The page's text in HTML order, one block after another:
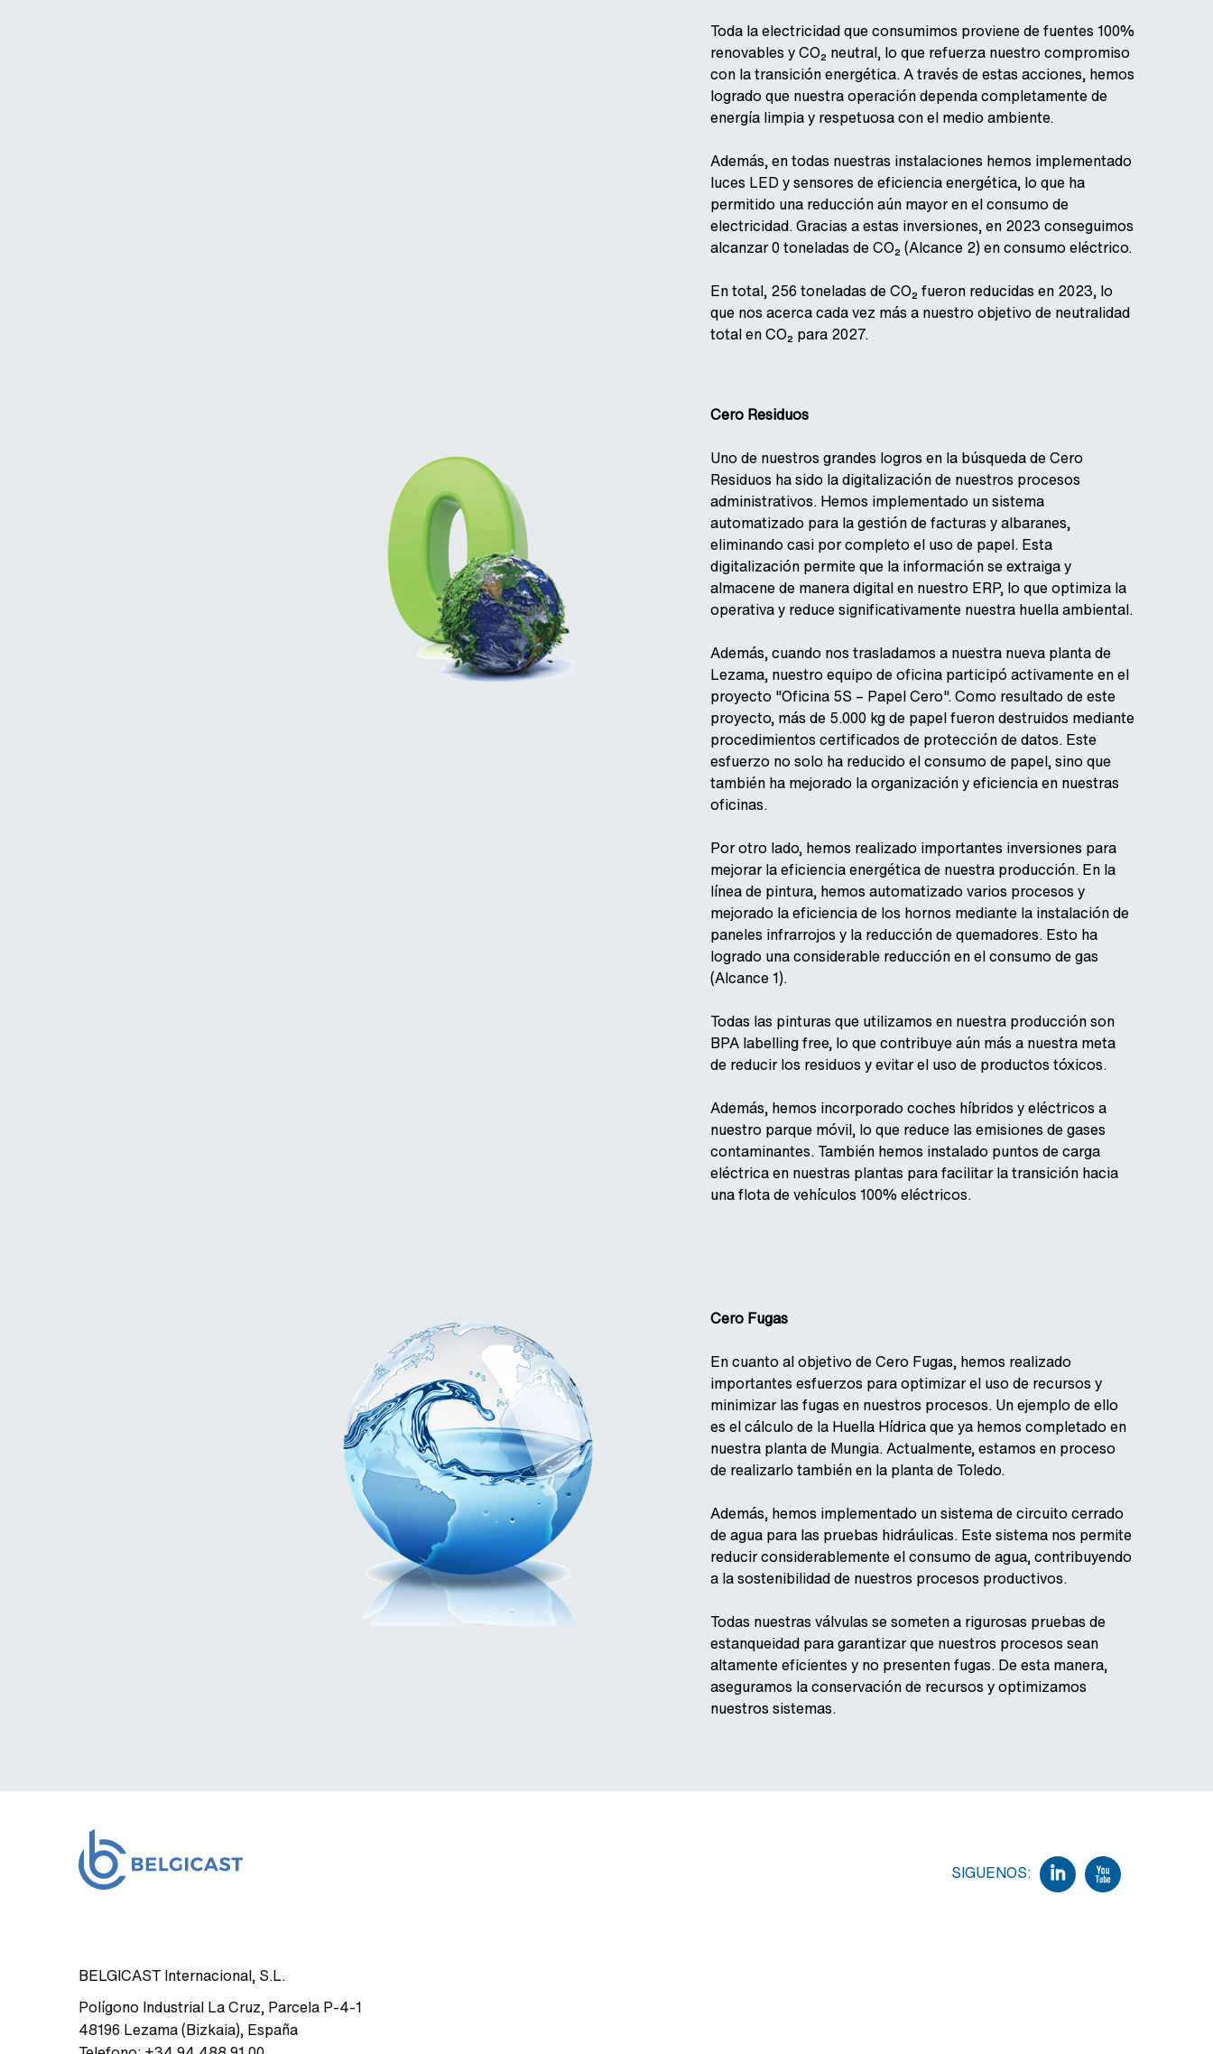
Toda la electricidad que consumimos proviene de fuentes 100%
renovables y CO₂ neutral, lo que refuerza nuestro compromiso
con la transición energética. A través de estas acciones, hemos
logrado que nuestra operación dependa completamente de
energía limpia y respetuosa con el medio ambiente.
Además, en todas nuestras instalaciones hemos implementado
luces LED y sensores de eficiencia energética, lo que ha
permitido una reducción aún mayor en el consumo de
electricidad. Gracias a estas inversiones, en 2023 conseguimos
alcanzar 0 toneladas de CO₂ (Alcance 2) en consumo eléctrico.
En total, 256 toneladas de CO₂ fueron reducidas en 2023, lo
que nos acerca cada vez más a nuestro objetivo de neutralidad
total en CO₂ para 2027.
Cero Residuos
Uno de nuestros grandes logros en la búsqueda de Cero
Residuos ha sido la digitalización de nuestros procesos
administrativos. Hemos implementado un sistema
automatizado para la gestión de facturas y albaranes,
eliminando casi por completo el uso de papel. Esta
digitalización permite que la información se extraiga y
almacene de manera digital en nuestro ERP, lo que optimiza la
operativa y reduce significativamente nuestra huella ambiental.
Además, cuando nos trasladamos a nuestra nueva planta de
Lezama, nuestro equipo de oficina participó activamente en el
proyecto "Oficina 5S – Papel Cero". Como resultado de este
proyecto, más de 5.000 kg de papel fueron destruidos mediante
procedimientos certificados de protección de datos. Este
esfuerzo no solo ha reducido el consumo de papel, sino que
también ha mejorado la organización y eficiencia en nuestras
oficinas.
Por otro lado, hemos realizado importantes inversiones para
mejorar la eficiencia energética de nuestra producción. En la
línea de pintura, hemos automatizado varios procesos y
mejorado la eficiencia de los hornos mediante la instalación de
paneles infrarrojos y la reducción de quemadores. Esto ha
logrado una considerable reducción en el consumo de gas
(Alcance 1).
Todas las pinturas que utilizamos en nuestra producción son
BPA labelling free, lo que contribuye aún más a nuestra meta
de reducir los residuos y evitar el uso de productos tóxicos.
Además, hemos incorporado coches híbridos y eléctricos a
nuestro parque móvil, lo que reduce las emisiones de gases
contaminantes. También hemos instalado puntos de carga
eléctrica en nuestras plantas para facilitar la transición hacia
una flota de vehículos 100% eléctricos.
Cero Fugas
En cuanto al objetivo de Cero Fugas, hemos realizado
importantes esfuerzos para optimizar el uso de recursos y
minimizar las fugas en nuestros procesos. Un ejemplo de ello
es el cálculo de la Huella Hídrica que ya hemos completado en
nuestra planta de Mungia. Actualmente, estamos en proceso
de realizarlo también en la planta de Toledo.
Además, hemos implementado un sistema de circuito cerrado
de agua para las pruebas hidráulicas. Este sistema nos permite
reducir considerablemente el consumo de agua, contribuyendo
a la sostenibilidad de nuestros procesos productivos.
Todas nuestras válvulas se someten a rigurosas pruebas de
estanqueidad para garantizar que nuestros procesos sean
altamente eficientes y no presenten fugas. De esta manera,
aseguramos la conservación de recursos y optimizamos
nuestros sistemas.
BELGICAST Internacional, S.L.
Polígono Industrial La Cruz, Parcela P-4-1
48196 Lezama (Bizkaia), España
SIGUENOS: